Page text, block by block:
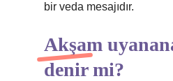
bir veda mesajıdır.
Akşam
denir mi?